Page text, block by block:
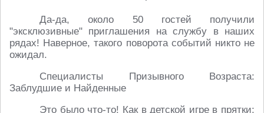
Да-да, около 50 гостей получили
"эксклюзивные" приглашения на службу в наших
рядах! Наверное, такого поворота событий никто не
ожидал.
Специалисты Призывного Возраста:
Заблудшие и Найденные
Это было что-то! Как в детской игре в прятки: